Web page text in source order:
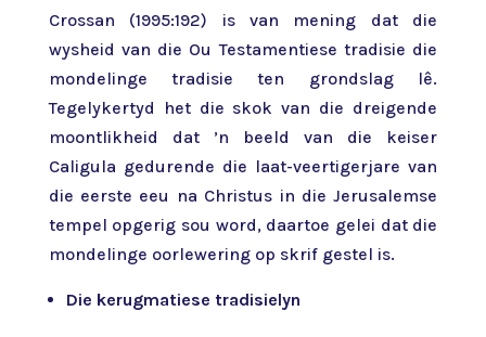
Crossan (1995:192) is van mening dat die
wysheid van die Ou Testamentiese tradisie die
mondelinge tradisie ten grondslag lê.
Tegelykertyd het die skok van die dreigende
moontlikheid dat ’n beeld van die keiser
Caligula gedurende die laat-veertigerjare van
die eerste eeu na Christus in die Jerusalemse
tempel opgerig sou word, daartoe gelei dat die
mondelinge oorlewering op skrif gestel is.
Die kerugmatiese tradisielyn